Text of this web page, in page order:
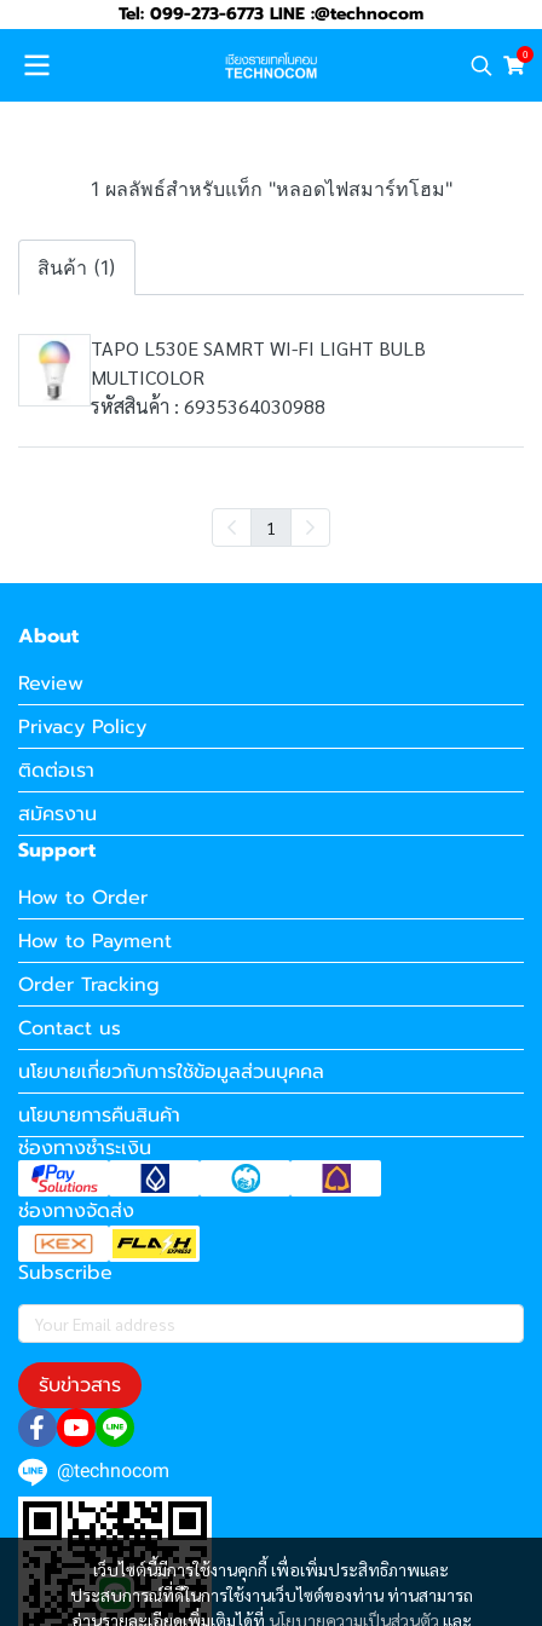
Tel: 099-273-6773 LINE :@technocom
0
1 ผลลัพธ์สำหรับแท็ก "หลอดไฟสมาร์ทโฮม"
สินค้า (1)
TAPO L530E SAMRT WI-FI LIGHT BULB
MULTICOLOR
รหัสสินค้า : 6935364030988
1
เว็บไซต์นี้มีการใช้งานคุกกี้ เพื่อเพิ่มประสิทธิภาพและ
ประสบการณ์ที่ดีในการใช้งานเว็บไซต์ของท่าน ท่านสามารถ
อ่านรายละเอียดเพิ่มเติมได้ที่ นโยบายความเป็นส่วนตัว และ
About
Review
Privacy Policy
ติดต่อเรา
สมัครงาน
Support
How to Order
How to Payment
Order Tracking
Contact us
นโยบายเกี่ยวกับการใช้ข้อมูลส่วนบุคคล
นโยบายการคืนสินค้า
ช่องทางชำระเงิน
ช่องทางจัดส่ง
Subscribe
รับข่าวสาร
@technocom